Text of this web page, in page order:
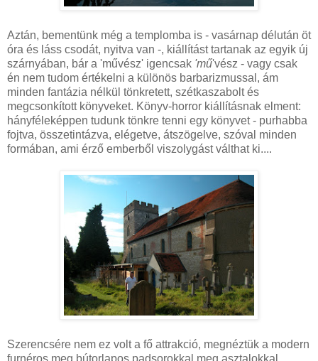
Aztán, bementünk még a templomba is - vasárnap délután öt
óra és láss csodát, nyitva van -, kiállítást tartanak az egyik új
szárnyában, bár a 'művész' igencsak 'mű'vész - vagy csak
én nem tudom értékelni a különös barbarizmussal, ám
minden fantázia nélkül tönkretett, szétkaszabolt és
megcsonkított könyveket. Könyv-horror kiállításnak elment:
hányféleképpen tudunk tönkre tenni egy könyvet - purhabba
fojtva, összetintázva, elégetve, átszögelve, szóval minden
formában, ami érző emberből viszolygást válthat ki....
Szerencsére nem ez volt a fő attrakció, megnéztük a modern
furnéros meg bútorlapos padsorokkal meg asztalokkal